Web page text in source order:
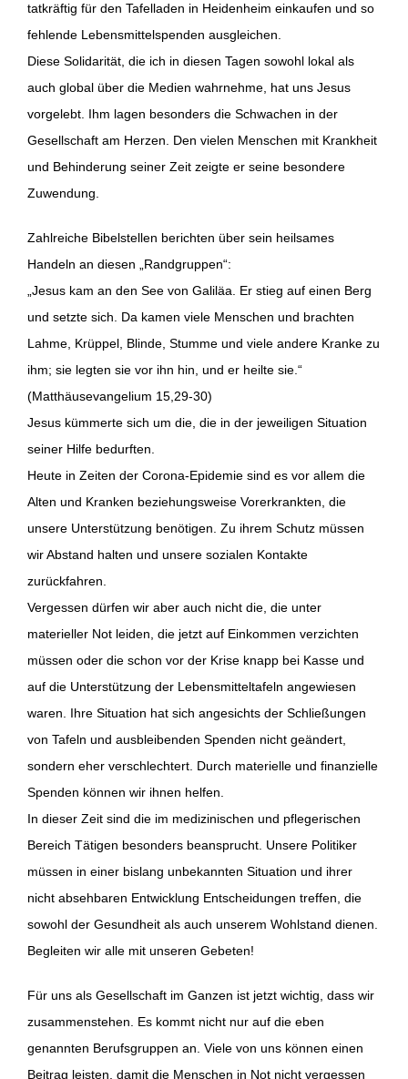
tatkräftig für den Tafelladen in Heidenheim einkaufen und so
fehlende Lebensmittelspenden ausgleichen.
Diese Solidarität, die ich in diesen Tagen sowohl lokal als
auch global über die Medien wahrnehme, hat uns Jesus
vorgelebt. Ihm lagen besonders die Schwachen in der
Gesellschaft am Herzen. Den vielen Menschen mit Krankheit
und Behinderung seiner Zeit zeigte er seine besondere
Zuwendung.
Zahlreiche Bibelstellen berichten über sein heilsames
Handeln an diesen „Randgruppen“:
„Jesus kam an den See von Galiläa. Er stieg auf einen Berg
und setzte sich. Da kamen viele Menschen und brachten
Lahme, Krüppel, Blinde, Stumme und viele andere Kranke zu
ihm; sie legten sie vor ihn hin, und er heilte sie.“
(Matthäusevangelium 15,29-30)
Jesus kümmerte sich um die, die in der jeweiligen Situation
seiner Hilfe bedurften.
Heute in Zeiten der Corona-Epidemie sind es vor allem die
Alten und Kranken beziehungsweise Vorerkrankten, die
unsere Unterstützung benötigen. Zu ihrem Schutz müssen
wir Abstand halten und unsere sozialen Kontakte
zurückfahren.
Vergessen dürfen wir aber auch nicht die, die unter
materieller Not leiden, die jetzt auf Einkommen verzichten
müssen oder die schon vor der Krise knapp bei Kasse und
auf die Unterstützung der Lebensmitteltafeln angewiesen
waren. Ihre Situation hat sich angesichts der Schließungen
von Tafeln und ausbleibenden Spenden nicht geändert,
sondern eher verschlechtert. Durch materielle und finanzielle
Spenden können wir ihnen helfen.
In dieser Zeit sind die im medizinischen und pflegerischen
Bereich Tätigen besonders beansprucht. Unsere Politiker
müssen in einer bislang unbekannten Situation und ihrer
nicht absehbaren Entwicklung Entscheidungen treffen, die
sowohl der Gesundheit als auch unserem Wohlstand dienen.
Begleiten wir alle mit unseren Gebeten!
Für uns als Gesellschaft im Ganzen ist jetzt wichtig, dass wir
zusammenstehen. Es kommt nicht nur auf die eben
genannten Berufsgruppen an. Viele von uns können einen
Beitrag leisten, damit die Menschen in Not nicht vergessen